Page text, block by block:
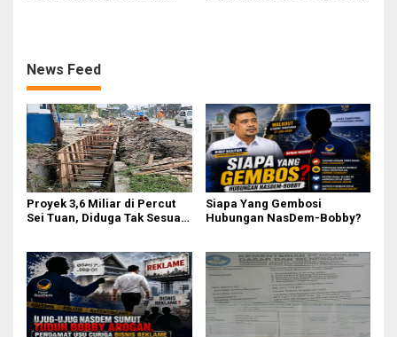
News Feed
Proyek 3,6 Miliar di Percut
Sei Tuan, Diduga Tak Sesuai
Tercantum di Papan
Informasi
Siapa Yang Gembosi
Hubungan NasDem-Bobby?